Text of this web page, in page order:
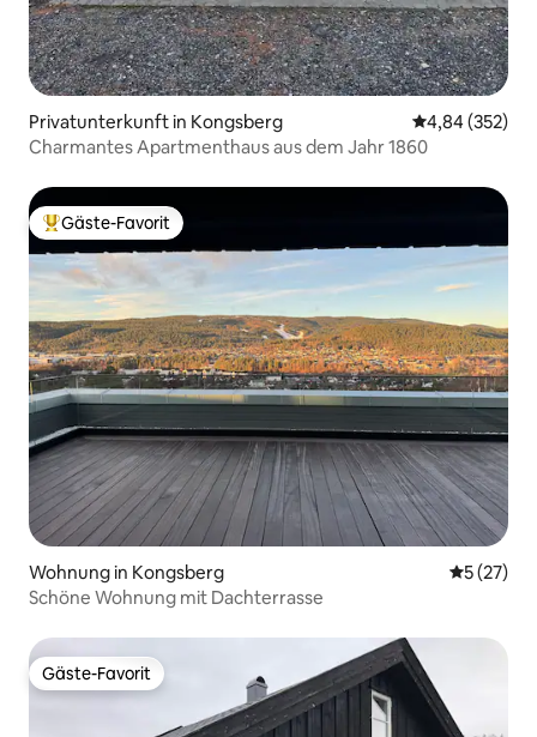
Privatunterkunft in Kongsberg
4,84 (352)
Charmantes Apartmenthaus aus dem Jahr 1860
Beliebter Gäste-Favorit.
Gäste-Favorit
Wohnung in Kongsberg
5 (27)
Schöne Wohnung mit Dachterrasse
Gäste-Favorit
Gäste-Favorit